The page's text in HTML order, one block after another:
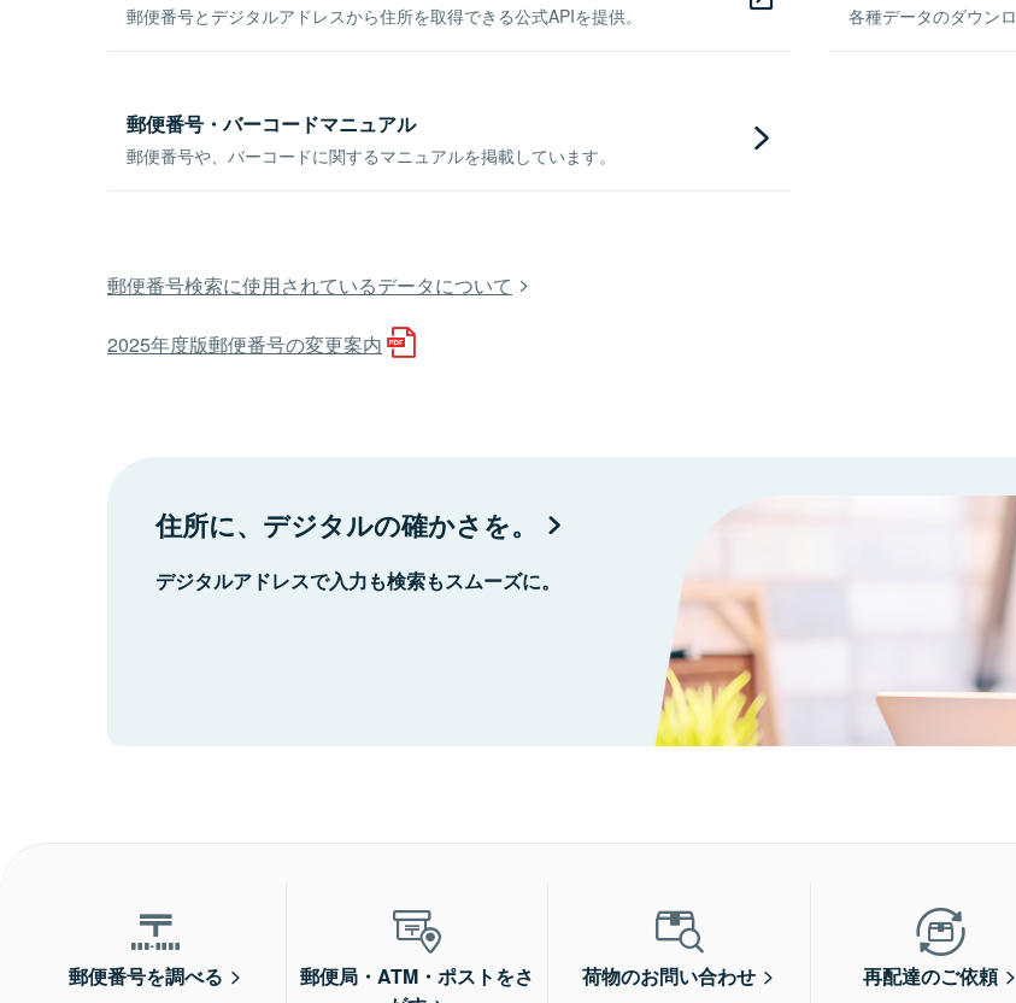
郵便番号とデジタルアドレスから住所を取得できる公式APIを提供。 各種データのダウン
郵便番号・バーコードマニュアル
郵便番号や、バーコードに関するマニュアルを掲載しています。
郵便番号検索に使用されているデータについて
2025年度版郵便番号の変更案内
住所に、デジタルの確かさを。
デジタルアドレスで入力も検索もスムーズに。
郵便番号を調べる
郵便局・ATM・ポストをさ
荷物のお問い合わせ 再配達のご依頼